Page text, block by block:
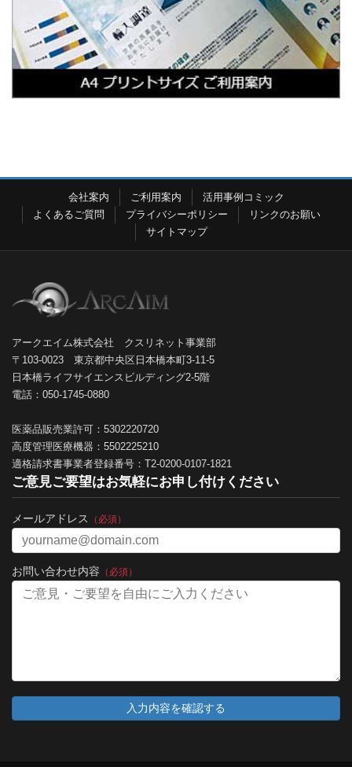
会社案内 ご利用案内
活用事例コミック
よくあるご質問
プライバシーポリシー
リンクのお願い
サイトマップ
アークエイム株式会社 クスリネット事業部
〒103-0023 東京都中央区日本橋本町3-11-5
日本橋ライフサイエンスビルディング2-5階
電話：050-1745-0880
医薬品販売業許可：5302220720
高度管理医療機器：5502225210
適格請求書事業者登録番号：T2-0200-0107-1821
ご意見ご要望はお気軽にお申し付けください
メールアドレス （必須）
お問い合わせ内容 （必須）